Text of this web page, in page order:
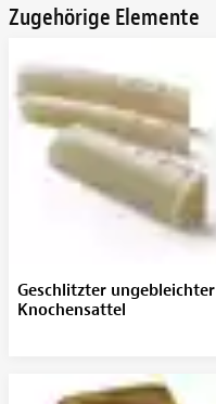
Zugehörige Elemente
Geschlitzter ungebleichter
Knochensattel